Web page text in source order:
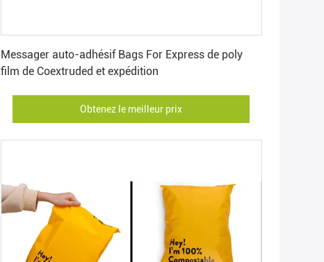
Messager auto-adhésif Bags For Express de poly
film de Coextruded et expédition
Obtenez le meilleur prix